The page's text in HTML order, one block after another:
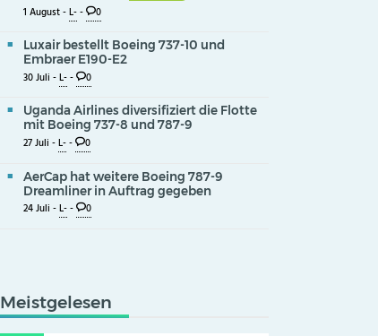
1 August -L-- 0
Luxair bestellt Boeing 737-10 und
Embraer E190-E2
30 Juli -L-- 0
Uganda Airlines diversifiziert die Flotte
mit Boeing 737-8 und 787-9
27 Juli -L-- 0
AerCap hat weitere Boeing 787-9
Dreamliner in Auftrag gegeben
24 Juli -L-- 0
Meistgelesen